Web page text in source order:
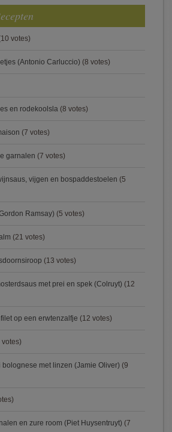
votes)
(Antonio Carluccio) (8 votes)
en rodekoolsla (8 votes)
(7 votes)
garnalen (7 votes)
vijgen en bospaddestoelen (5
Ramsay) (5 votes)
(21 votes)
(13 votes)
met prei en spek (Colruyt) (12
op een erwtenzalfje (12 votes)
votes)
met linzen (Jamie Oliver) (9
en zure room (Piet Huysentruyt) (7